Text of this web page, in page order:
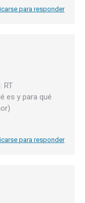
para responder
RT
es y para qué
para responder